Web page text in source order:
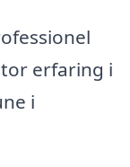
erfaring i
i